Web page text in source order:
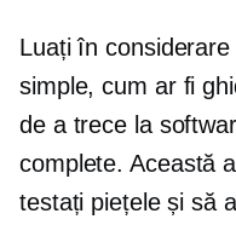
Luați în
simple, cum ar fi
de a trece la
complete. Această
testați piețele și să